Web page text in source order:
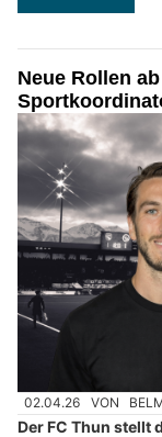
Neue Rollen
02.04.26 VON
Der FC Thun stellt